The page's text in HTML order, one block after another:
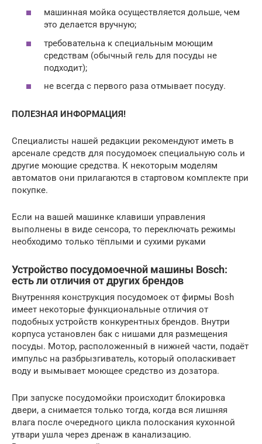
машинная мойка осуществляется дольше, чем
это делается вручную;
требовательна к специальным моющим
средствам (обычный гель для посуды не
подходит);
не всегда с первого раза отмывает посуду.
ПОЛЕЗНАЯ ИНФОРМАЦИЯ!
Специалисты нашей редакции рекомендуют иметь в
арсенале средств для посудомоек специальную соль и
другие моющие средства. К некоторым моделям
автоматов они прилагаются в стартовом комплекте при
покупке.
Если на вашей машинке клавиши управления
выполнены в виде сенсора, то переключать режимы
необходимо только тёплыми и сухими руками
Устройство посудомоечной машины Bosch:
есть ли отличия от других брендов
Внутренняя конструкция посудомоек от фирмы Bosh
имеет некоторые функциональные отличия от
подобных устройств конкурентных брендов. Внутри
корпуса установлен бак с нишами для размещения
посуды. Мотор, расположенный в нижней части, подаёт
импульс на разбрызгиватель, который ополаскивает
воду и вымывает моющее средство из дозатора.
При запуске посудомойки происходит блокировка
двери, а снимается только тогда, когда вся лишняя
влага после очередного цикла полоскания кухонной
утвари ушла через дренаж в канализацию.